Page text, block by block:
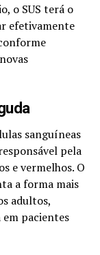
o SUS terá o
efetivamente
sanguíneas
pela
e vermelhos. O
a forma mais
adultos,
pacientes